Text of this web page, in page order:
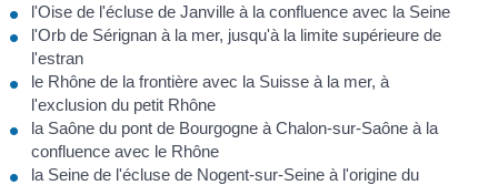
l'Oise de l'écluse de Janville à la confluence avec la Seine
l'Orb de Sérignan à la mer, jusqu'à la limite supérieure de
l'estran
le Rhône de la frontière avec la Suisse à la mer, à
l'exclusion du petit Rhône
la Saône du pont de Bourgogne à Chalon-sur-Saône à la
confluence avec le Rhône
la Seine de l'écluse de Nogent-sur-Seine à l'origine du